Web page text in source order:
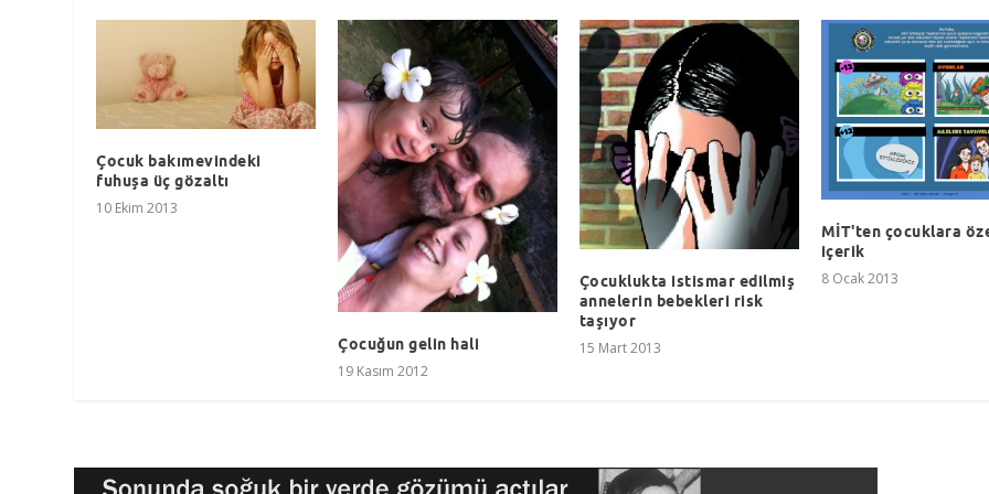
Çocuk bakımevindeki
fuhuşa üç gözaltı
10 Ekim 2013
Çocuğun gelin hali
19 Kasım 2012
Çocuklukta istismar edilmiş
annelerin bebekleri risk
taşıyor
15 Mart 2013
MİT'ten çocuklara
içerik
8 Ocak 2013